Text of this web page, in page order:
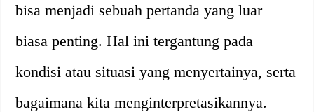
bisa menjadi sebuah pertanda yang luar
biasa penting. Hal ini tergantung pada
kondisi atau situasi yang menyertainya, serta
bagaimana kita menginterpretasikannya.